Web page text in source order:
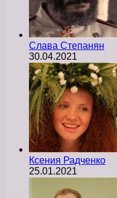
Слава Степанян
30.04.2021
Ксения Радченко
25.01.2021